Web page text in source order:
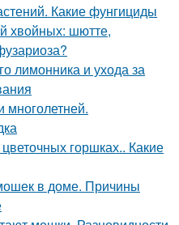
Какие фунгициды
хвойных: шютте,
лимонника и ухода за
многолетней.
горшках.. Какие
в доме. Причины